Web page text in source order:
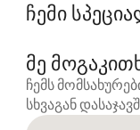
ჩემი
მე
ჩემს
სხვაგან